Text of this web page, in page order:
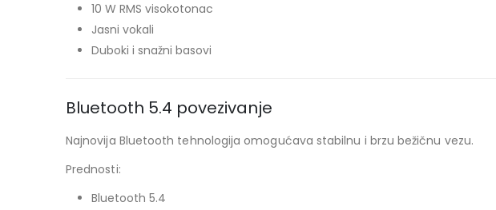
10 W RMS visokotonac
Jasni vokali
Duboki i snažni basovi
Bluetooth 5.4 povezivanje
Najnovija Bluetooth tehnologija omogućava stabilnu i brzu bežičnu vezu.
Prednosti:
Bluetooth 5.4